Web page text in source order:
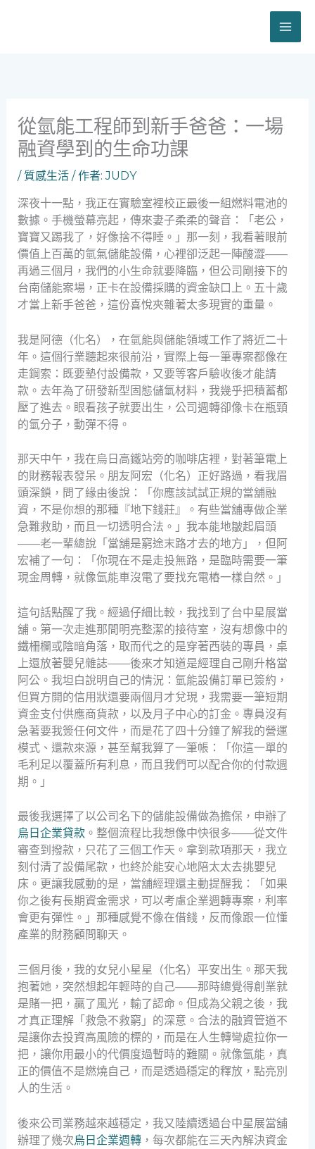
從氫能工程師到新手爸爸：一場
融資學到的生命功課
/ 質感生活/ 作者:JUDY
深夜十一點，我正在實驗室裡校正最後一組燃料電池的
數據。手機螢幕亮起，傳來妻子柔柔的聲音：「老公，
寶寶又踢我了，好像捨不得睡。」那一刻，我看著眼前
價值上百萬的氫氣儲能設備，心裡卻泛起一陣酸澀——
再過三個月，我們的小生命就要降臨，但公司剛接下的
台南儲能案場，正卡在設備採購的資金缺口上。五十歲
才當上新手爸爸，這份喜悅夾雜著太多現實的重量。
我是阿德（化名），在氫能與儲能領域工作了將近二十
年。這個行業聽起來很前沿，實際上每一筆專案都像在
走鋼索：既要墊付設備款，又要等客戶驗收後才能請
款。去年為了研發新型固態儲氫材料，我幾乎把積蓄都
壓了進去。眼看孩子就要出生，公司週轉卻像卡在瓶頸
的氫分子，動彈不得。
那天中午，我在烏日高鐵站旁的咖啡店裡，對著筆電上
的財務報表發呆。朋友阿宏（化名）正好路過，看我眉
頭深鎖，問了緣由後說：「你應該試試正規的當舖融
資，不是你想的那種『地下錢莊』。有些當舖專做企業
急難救助，而且一切透明合法。」我本能地皺起眉頭
——老一輩總說「當舖是窮途末路才去的地方」，但阿
宏補了一句：「你現在不是走投無路，是臨時需要一筆
現金周轉，就像氫能車沒電了要找充電樁一樣自然。」
這句話點醒了我。經過仔細比較，我找到了台中星展當
舖。第一次走進那間明亮整潔的接待室，沒有想像中的
鐵柵欄或陰暗角落，取而代之的是穿著西裝的專員，桌
上還放著嬰兒雜誌——後來才知道是經理自己剛升格當
阿公。我坦白說明自己的情況：氫能設備訂單已簽約，
但買方開的信用狀還要兩個月才兌現，我需要一筆短期
資金支付供應商貨款，以及月子中心的訂金。專員沒有
急著要我簽任何文件，而是花了四十分鐘了解我的營運
模式、還款來源，甚至幫我算了一筆帳：「你這一單的
毛利足以覆蓋所有利息，而且我們可以配合你的付款週
期。」
最後我選擇了以公司名下的儲能設備做為擔保，申辦了
烏日企業貸款。整個流程比我想像中快很多——從文件
審查到撥款，只花了三個工作天。拿到款項那天，我立
刻付清了設備尾款，也終於能安心地陪太太去挑嬰兒
床。更讓我感動的是，當舖經理還主動提醒我：「如果
你之後有長期資金需求，可以考慮企業週轉專案，利率
會更有彈性。」那種感覺不像在借錢，反而像跟一位懂
產業的財務顧問聊天。
三個月後，我的女兒小星星（化名）平安出生。那天我
抱著她，突然想起年輕時的自己——那時總覺得創業就
是賭一把，贏了風光，輸了認命。但成為父親之後，我
才真正理解「救急不救窮」的深意。合法的融資管道不
是讓你去投資高風險的標的，而是在人生轉彎處拉你一
把，讓你用最小的代價度過暫時的難關。就像氫能，真
正的價值不是燃燒自己，而是透過穩定的釋放，點亮別
人的生活。
後來公司業務越來越穩定，我又陸續透過台中星展當舖
辦理了幾次烏日企業週轉，每次都能在三天內解決資金